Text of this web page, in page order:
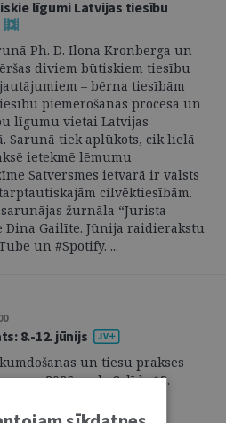
līgumi Latvijas tiesību
Ph. D. Ilona Kronberga un
diviem būtiskiem tiesību
– bērna tiesībām
piemērošanas procesā un
līgumu vietai Latvijas
Sarunā tiek aplūkots, cik lielā
ietekmē lēmumu
Satversmes ietvarā ir valsts
cilvēktiesībām.
žurnāla “Jurista
Dina Gailīte. Jūnija raidierakstu
un #Spotify. ...
8.-12. jūnijs
un tiesu prakses
no 2026. gada 8. līdz 12.